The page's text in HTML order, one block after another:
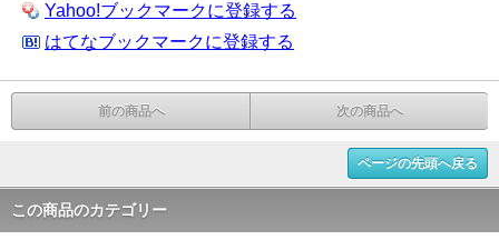
Yahoo!ブックマークに登録する
はてなブックマークに登録する
前の商品へ 次の商品へ
ページの先頭へ戻る
この商品のカテゴリー